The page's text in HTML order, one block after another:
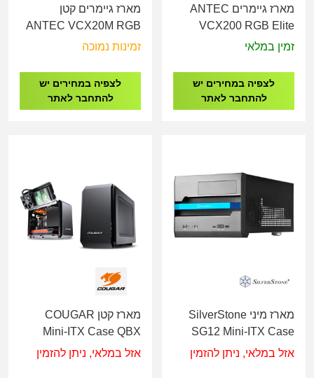
מארז גיימרים ANTEC
VCX200 RGB Elite
Gaming Case
זמין במלאי
לצפיה במחירים יש
להתחבר לאתר
מארז גיימרים קטן
ANTEC VCX20M RGB
Elite Mini Tower Gaming
זמינות נמוכה
לצפיה במחירים יש
להתחבר לאתר
מארז מיני SilverStone
SG12 Mini-ITX Case
אזל במלאי, ניתן להזמין
מארז קטן COUGAR
Mini-ITX Case QBX
אזל במלאי, ניתן להזמין